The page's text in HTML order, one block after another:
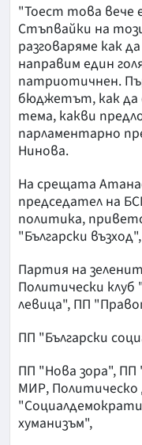
"Тоест това вече
Стъпвайки на
разговаряме как
направим един
патриотичнен.
бюджетът, как да
тема, какви
парламентарно
Нинова.
На срещата
председател на
политика,
"Български възход",
Партия на
Политически клуб
левица", ПП
ПП "Български
ПП "Нова зора",
МИР, Политическо
хуманизъм",